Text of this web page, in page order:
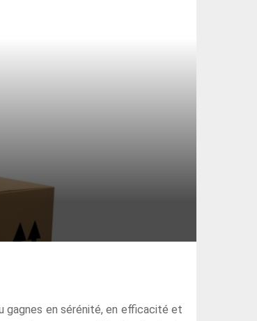
gagnes en sérénité, en efficacité et